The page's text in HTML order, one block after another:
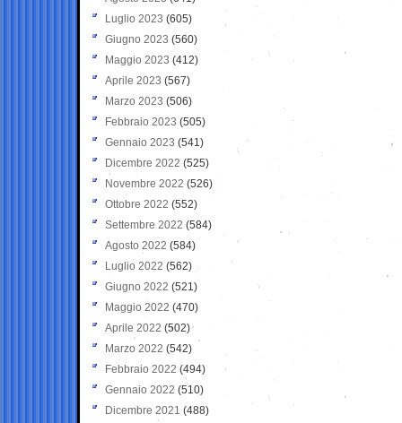
Luglio 2023 (605)
Giugno 2023 (560)
Maggio 2023 (412)
Aprile 2023 (567)
Marzo 2023 (506)
Febbraio 2023 (505)
Gennaio 2023 (541)
Dicembre 2022 (525)
Novembre 2022 (526)
Ottobre 2022 (552)
Settembre 2022 (584)
Agosto 2022 (584)
Luglio 2022 (562)
Giugno 2022 (521)
Maggio 2022 (470)
Aprile 2022 (502)
Marzo 2022 (542)
Febbraio 2022 (494)
Gennaio 2022 (510)
Dicembre 2021 (488)